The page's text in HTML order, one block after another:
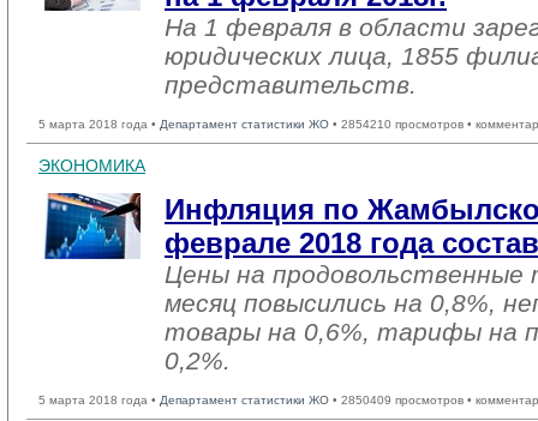
На 1 февраля в области
юридических лица, 1855
представительств.
5 марта 2018 года • Департамент статистики ЖО • 2854210 просмотров •
ЭКОНОМИКА
Инфляция по
феврале 2018 года
Цены на
месяц повысились на 0,8%,
товары на 0,6%, тарифы на
0,2%.
5 марта 2018 года • Департамент статистики ЖО • 2850409 просмотров •